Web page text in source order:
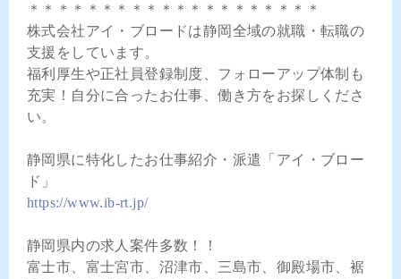
＊＊＊＊＊＊＊＊＊＊＊＊＊＊＊＊＊＊＊＊
株式会社アイ・ブロードは静岡全域の就職・転職の
支援をしています。
福利厚生や正社員登録制度、フォローアップ体制も
充実！自分に合ったお仕事、働き方をお探しくださ
い。
静岡県に特化したお仕事紹介・派遣「アイ・ブロー
ド」
https://www.ib-rt.jp/
静岡県内の求人案件多数！！
富士市、富士宮市、沼津市、三島市、御殿場市、裾